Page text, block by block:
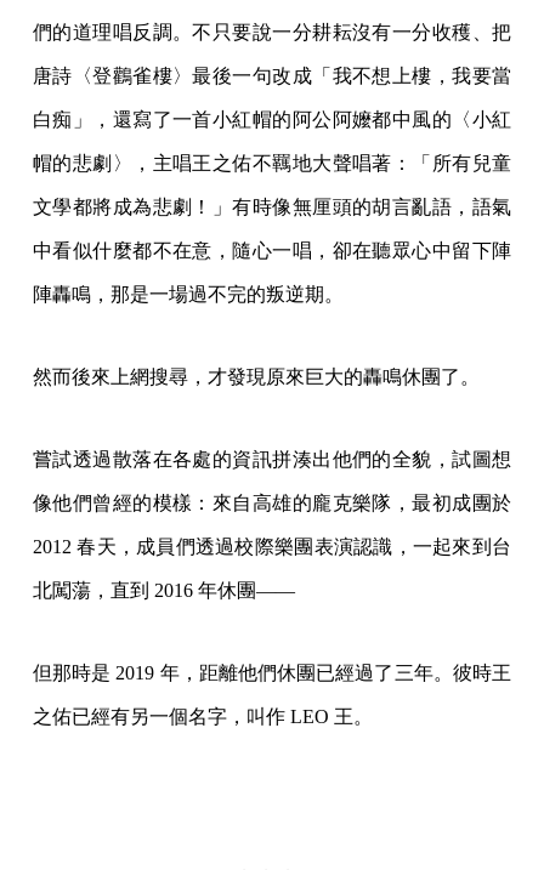
們的道理唱反調。不只要說一分耕耘沒有一分收穫、把
唐詩〈登鸛雀樓〉最後一句改成「我不想上樓，我要當
白痴」，還寫了一首小紅帽的阿公阿嬤都中風的〈小紅
帽的悲劇〉，主唱王之佑不羈地大聲唱著：「所有兒童
文學都將成為悲劇！」有時像無厘頭的胡言亂語，語氣
中看似什麼都不在意，隨心一唱，卻在聽眾心中留下陣
陣轟鳴，那是一場過不完的叛逆期。
然而後來上網搜尋，才發現原來巨大的轟鳴休團了。
嘗試透過散落在各處的資訊拼湊出他們的全貌，試圖想
像他們曾經的模樣：來自高雄的龐克樂隊，最初成團於
2012 春天，成員們透過校際樂團表演認識，一起來到台
北闖蕩，直到 2016 年休團——
但那時是 2019 年，距離他們休團已經過了三年。彼時王
之佑已經有另一個名字，叫作 LEO 王。